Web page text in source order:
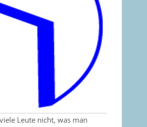
Leute nicht, was man